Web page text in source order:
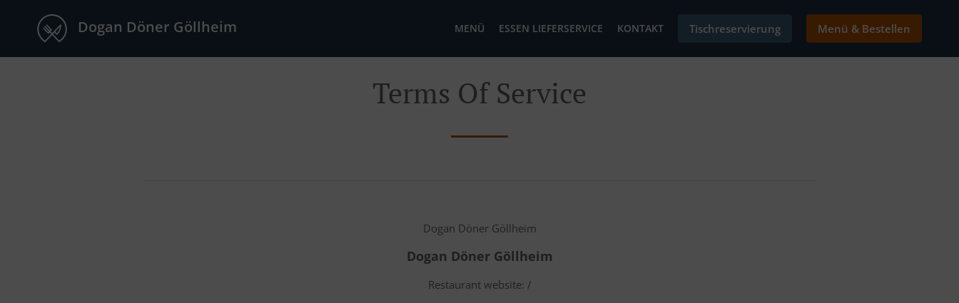
Dogan Döner Göllheim MENÜ ESSEN LIEFERSERVICE KONTAKT Tischreservierung Menü & Bestellen
Terms Of Service
Dogan Döner Göllheim
Dogan Döner Göllheim
Restaurant website: /